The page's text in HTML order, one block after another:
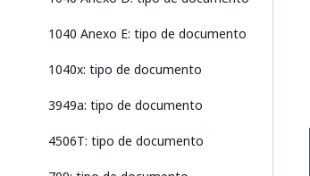
1040 Anexo E: tipo de documento
1040x: tipo de documento
3949a: tipo de documento
4506T: tipo de documento